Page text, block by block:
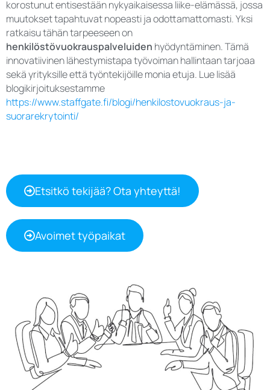
korostunut entisestään nykyaikaisessa liike-elämässä, jossa
muutokset tapahtuvat nopeasti ja odottamattomasti. Yksi
ratkaisu tähän tarpeeseen on
henkilöstövuokrauspalveluiden hyödyntäminen. Tämä
innovatiivinen lähestymistapa työvoiman hallintaan tarjoaa
sekä yrityksille että työntekijöille monia etuja. Lue lisää
blogikirjoituksestamme
https://www.staffgate.fi/blogi/henkilostovuokraus-ja-
suorarekrytointi/
Etsitkö tekijää? Ota yhteyttä!
Avoimet työpaikat